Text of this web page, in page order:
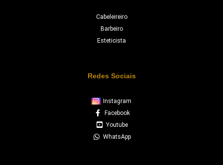
Cabeleireiro
Barbeiro
Esteticista
Redes Sociais
Instagram
Facebook
Youtube
WhatsApp